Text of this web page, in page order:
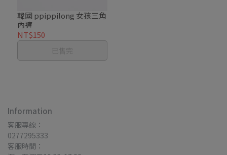
韓國 ppippilong 女孩三角
內褲
NT$150
已售完
Information
客服專線：
0277295333
客服時間：